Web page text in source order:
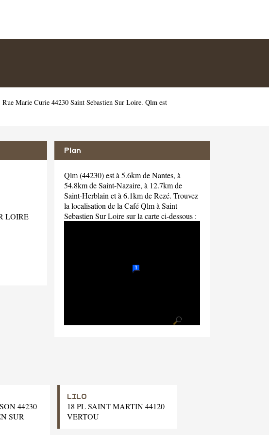
Rue Marie Curie 44230 Saint Sebastien Sur Loire. Qlm est
LOIRE
Plan
Qlm (44230) est à 5.6km de Nantes, à
54.8km de Saint-Nazaire, à 12.7km de
Saint-Herblain et à 6.1km de Rezé. Trouvez
la localisation de la Café Qlm à Saint
Sebastien Sur Loire sur la carte ci-dessous :
44230
SUR
LILO
18 PL SAINT MARTIN 44120
VERTOU